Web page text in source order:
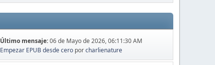
Último mensaje:06 de Mayo de 2026, 06:11:30 AM
Empezar EPUB desde cero porcharlienature